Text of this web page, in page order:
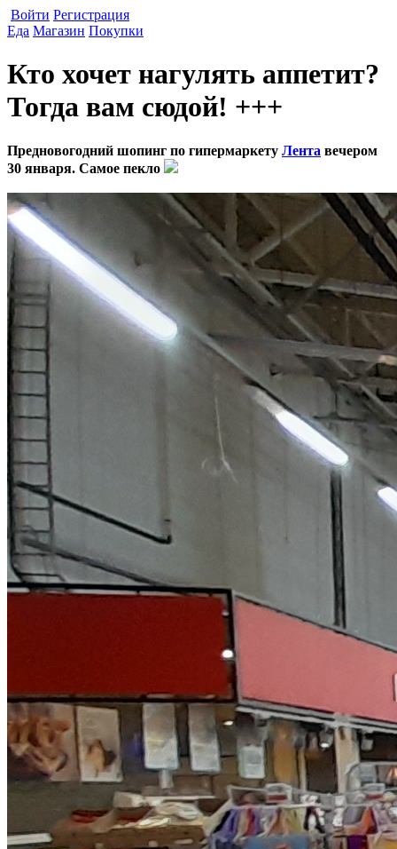
Войти Регистрация
Еда Магазин Покупки
Кто хочет нагулять аппетит?
Тогда вам сюдой! +++
Предновогодний шопинг по гипермаркету Лента вечером
30 января. Самое пекло